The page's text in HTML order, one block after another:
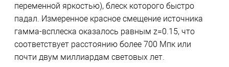
переменной яркостью), блеск которого быстро
падал. Измеренное красное смещение источника
гамма-всплеска оказалось равным z=0.15, что
соответствует расстоянию более 700 Мпк или
почти двум миллиардам световых лет.